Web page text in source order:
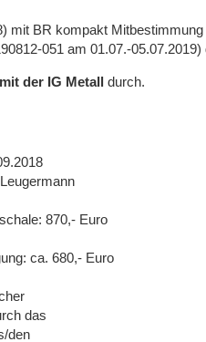
mit BR kompakt
051 am 01.07.-
der IG Metall durch.
870,- Euro
ca. 680,- Euro
das
den